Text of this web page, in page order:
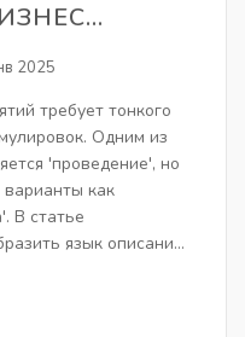
2025
требует тонкого
Одним из
'проведение', но
как
В статье
язык описания
Включены полезные